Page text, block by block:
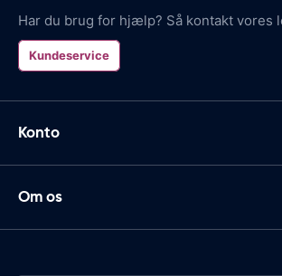
Har du brug for hjælp? Så kontakt vores
Kundeservice
Konto
Om os